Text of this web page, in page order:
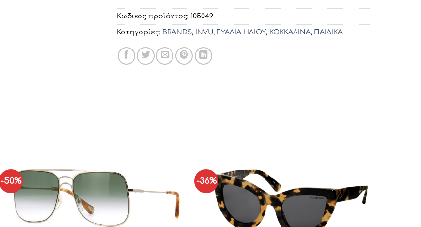
Κωδικός προϊόντος: 105049
Κατηγορίες: BRANDS, INVU, ΓΥΑΛΙΑ ΗΛΙΟΥ, ΚΟΚΚΑΛΙΝΑ, ΠΑΙΔΙΚΑ
-50% -36%